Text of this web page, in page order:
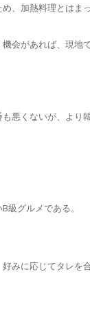
、加熱料理とはま
会があれば、現地
悪くないが、より
グルメである。
みに応じてタレを